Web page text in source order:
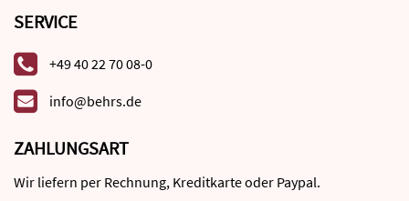
SERVICE
+49 40 22 70 08-0
info@behrs.de
ZAHLUNGSART
Wir liefern per Rechnung, Kreditkarte oder Paypal.